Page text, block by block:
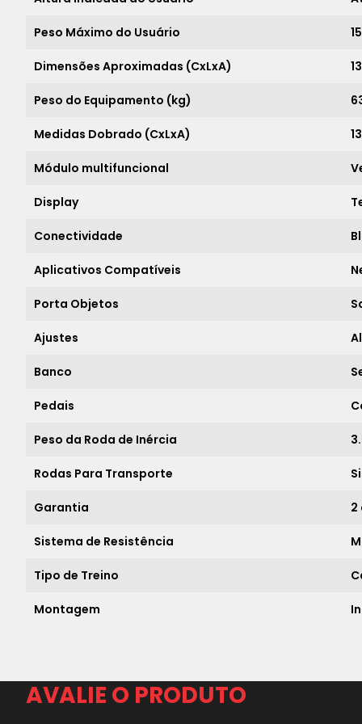
Peso Máximo do Usuário
Dimensões Aproximadas (CxLxA)
Peso do Equipamento (kg)
Medidas Dobrado (CxLxA)
Módulo multifuncional
Display
Conectividade
Aplicativos Compatíveis
Porta Objetos
Ajustes
Banco
Pedais
Peso da Roda de Inércia
Rodas Para Transporte
Garantia 2
Sistema de Resistência
Tipo de Treino
Montagem
AVALIE O PRODUTO